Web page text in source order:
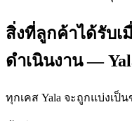
สิ่งที่ลูกค้าได้รับเ
ดำเนินงาน —
ทุกเคส Yala จะถูกแบ่งเ